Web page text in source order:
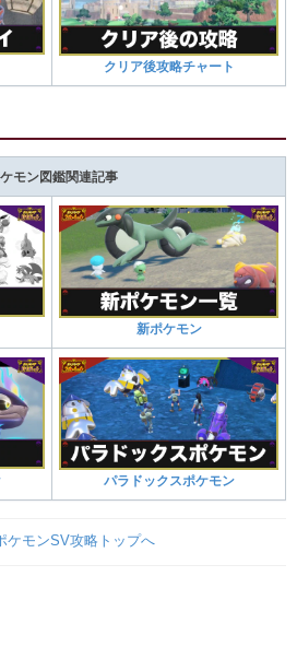
クリア後攻略チャート
モン図鑑関連記事
新ポケモン
パラドックスポケモン
ケモンSV攻略トップへ